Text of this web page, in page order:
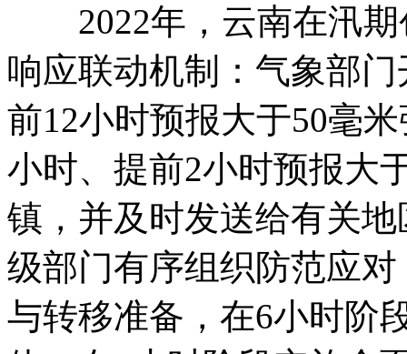
2022年，云南在汛期
响应联动机制：气象部
前12小时预报大于50毫
小时、提前2小时预报大
镇，并及时发送给有关
级部门有序组织防范应
与转移准备，在6小时阶